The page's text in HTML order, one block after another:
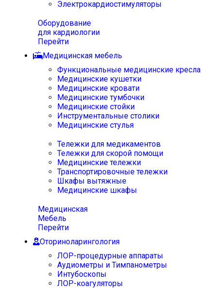
Электрокардиостимуляторы
Оборудование
для кардиологии
Перейти
Медицинская мебель
Функциональные медицинские кресла
Медицинские кушетки
Медицинские кровати
Медицинские тумбочки
Медицинские стойки
Инструментальные столики
Медицинские стулья
Тележки для медикаментов
Тележки для скорой помощи
Медицинские тележки
Транспортировочные тележки
Шкафы вытяжные
Медицинские шкафы
Медицинская
Мебель
Перейти
Оториноларингология
ЛОР-процедурные аппараты
Аудиометры и Тимпанометры
Интубоскопы
ЛОР-коагуляторы